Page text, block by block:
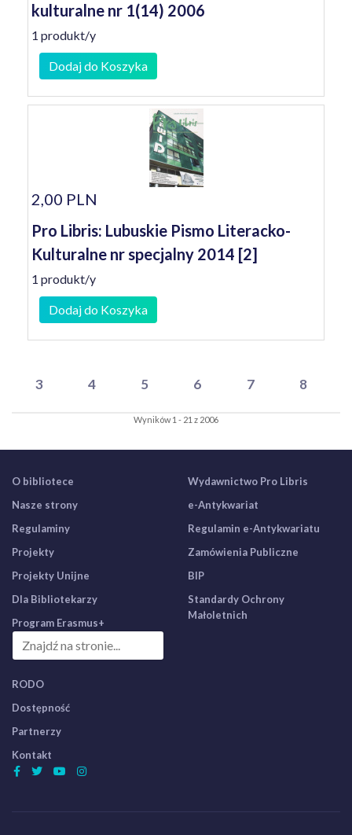
kulturalne nr 1(14) 2006
1 produkt/y
Dodaj do Koszyka
2,00 PLN
Pro Libris: Lubuskie Pismo Literacko-
Kulturalne nr specjalny 2014 [2]
1 produkt/y
Dodaj do Koszyka
3 4 5 6 7 8
Wyników 1 - 21 z 2006
O bibliotece
Nasze strony
Regulaminy
Projekty
Projekty Unijne
Dla Bibliotekarzy
Program Erasmus+
Wydawnictwo Pro Libris
e-Antykwariat
Regulamin e-Antykwariatu
Zamówienia Publiczne
BIP
Standardy Ochrony
Małoletnich
RODO
Dostępność
Partnerzy
Kontakt